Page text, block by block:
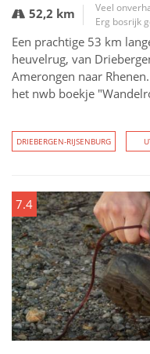
52,2 km
Veel
Erg bosrijk
Een prachtige 53 km
heuvelrug, van
Amerongen naar
het nwb boekje
DRIEBERGEN-RIJSENBURG
7.4